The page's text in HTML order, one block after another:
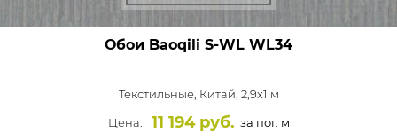
Обои Baoqili S-WL WL34
Текстильные, Китай, 2,9x1 м
Цена:
11 194 руб. за пог. м